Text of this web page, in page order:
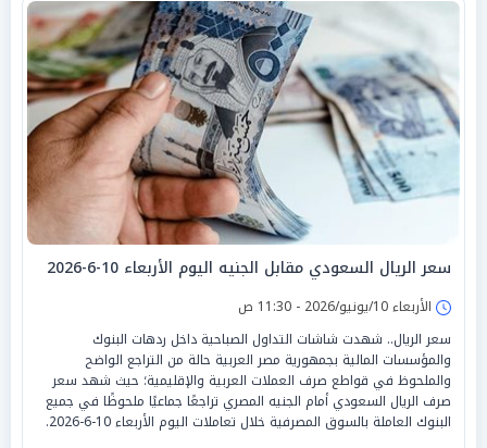
سعر الريال السعودي مقابل الجنيه اليوم الأربعاء 10-6-2026
الأربعاء 10/يونيو/2026 - 11:30 ص
سعر الريال.. شهدت شاشات التداول الصباحية داخل ردهات البنوك
والمؤسسات المالية بجمهورية مصر العربية حالة من التراجع الواضح
والملحوظ في قواطع صرف العملات العربية والإقليمية؛ حيث شهد سعر
صرف الريال السعودي أمام الجنيه المصري تراجعًا جماعيًا ملحوظًا في جميع
البنوك العاملة بالسوق المصرفية خلال تعاملات اليوم الأربعاء 10-6-2026.